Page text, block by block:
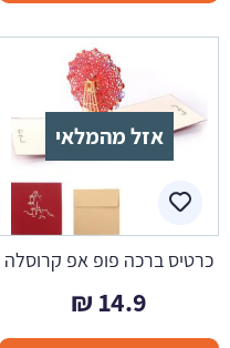
אזל מהמלאי
כרטיס ברכה פופ אפ קרוסלה
14.9
₪